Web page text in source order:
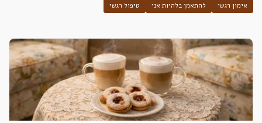
אימון רגשי להתאמן בלהיות אני טיפול רגשי